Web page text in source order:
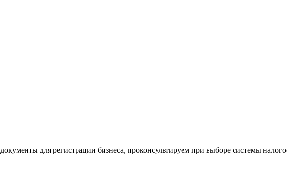
для регистрации бизнеса, проконсультируем при выборе системы